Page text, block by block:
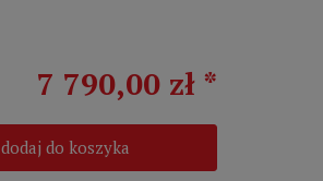
7 790,00 zł *
dodaj do koszyka